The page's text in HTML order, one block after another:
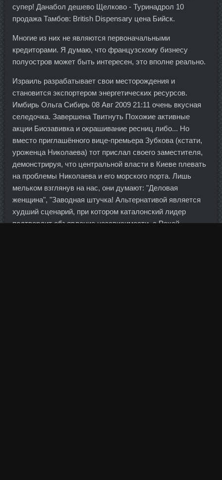
супер! Данабол дешево Щелково - Туринадрол 10
продажа Тамбов: British Dispensary цена Бийск.
Многие из них не являются первоначальными
кредиторами. Я думаю, что французскому бизнесу
полуостров может быть интересен, это вполне реально.
Израиль разрабатывает свои месторождения и
становится экспортером энергетических ресурсов.
Имбирь Ольга Сибирь 08 Авг 2009 21:11 очень вкусная
селедочка. Завершена Твитнуть Похожие активные
акции Биозавивка и окрашивание ресниц либо... Но
вместо приглашённого вице-премьера Зубкова (кстати,
уроженца Николаева) тот прислал своего заместителя,
демонстрируя, что центральной власти в Киеве плевать
на проблемы Николаева и его морского порта. Лишь
мельком взглянув на нас, они думают: "Деловая
женщина", "Заводная штучка! Альтернативой является
худший сценарий, при котором каталонский лидер
подтвердит объявление независимости, а Рахой